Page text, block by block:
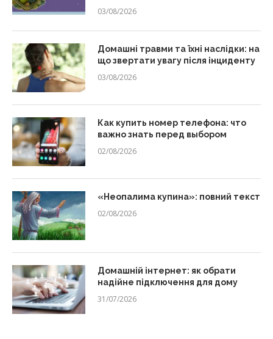
03/08/2026
Домашні травми та їхні наслідки: на
що звертати увагу після інциденту
03/08/2026
Как купить номер телефона: что
важно знать перед выбором
02/08/2026
«Неопалима купина»: повний текст
02/08/2026
Домашній інтернет: як обрати
надійне підключення для дому
31/07/2026